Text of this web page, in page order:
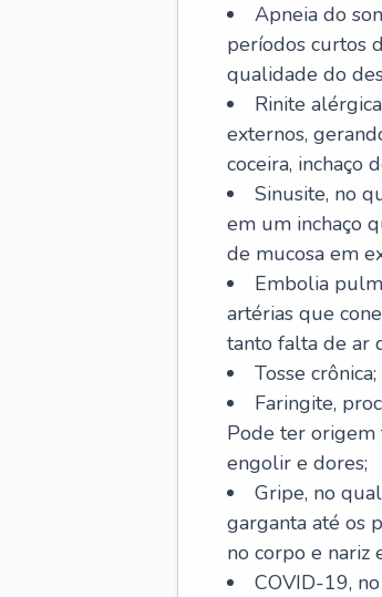
Apneia do
períodos curtos
qualidade do
Rinite
externos,
coceira, inchaço
Sinusite, no
em um inchaço
de mucosa em
Embolia
artérias que
tanto falta de ar
Tosse crônica;
Faringite,
Pode ter origem
engolir e dores;
Gripe, no
garganta até os
no corpo e nariz
COVID-19,